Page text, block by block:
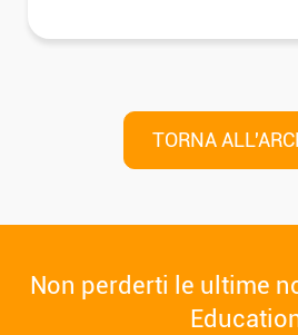
TORNA
Navigazione
articoli
Non perderti le ultime